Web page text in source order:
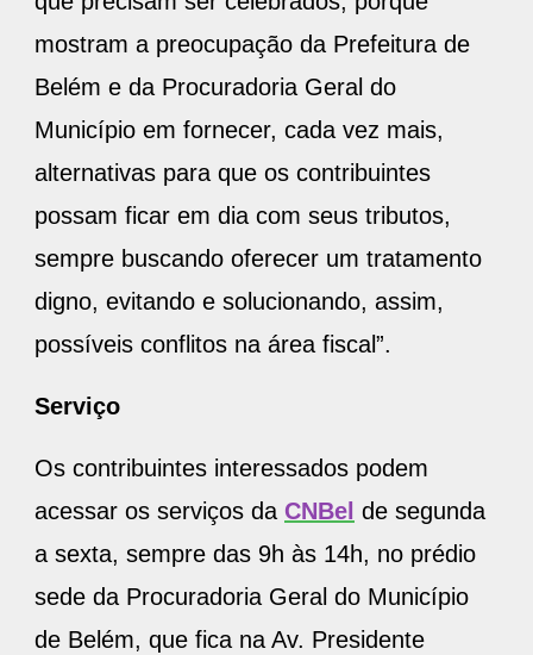
mostram a preocupação da Prefeitura de
Belém e da Procuradoria Geral do
Município em fornecer, cada vez mais,
alternativas para que os contribuintes
possam ficar em dia com seus tributos,
sempre buscando oferecer um tratamento
digno, evitando e solucionando, assim,
possíveis conflitos na área fiscal”.
Serviço
Os contribuintes interessados podem
acessar os serviços da CNBel de segunda
a sexta, sempre das 9h às 14h, no prédio
sede da Procuradoria Geral do Município
de Belém, que fica na Av. Presidente